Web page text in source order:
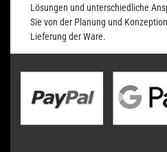
Lösungen und unterschiedliche
Sie von der Planung und
Lieferung der Ware.